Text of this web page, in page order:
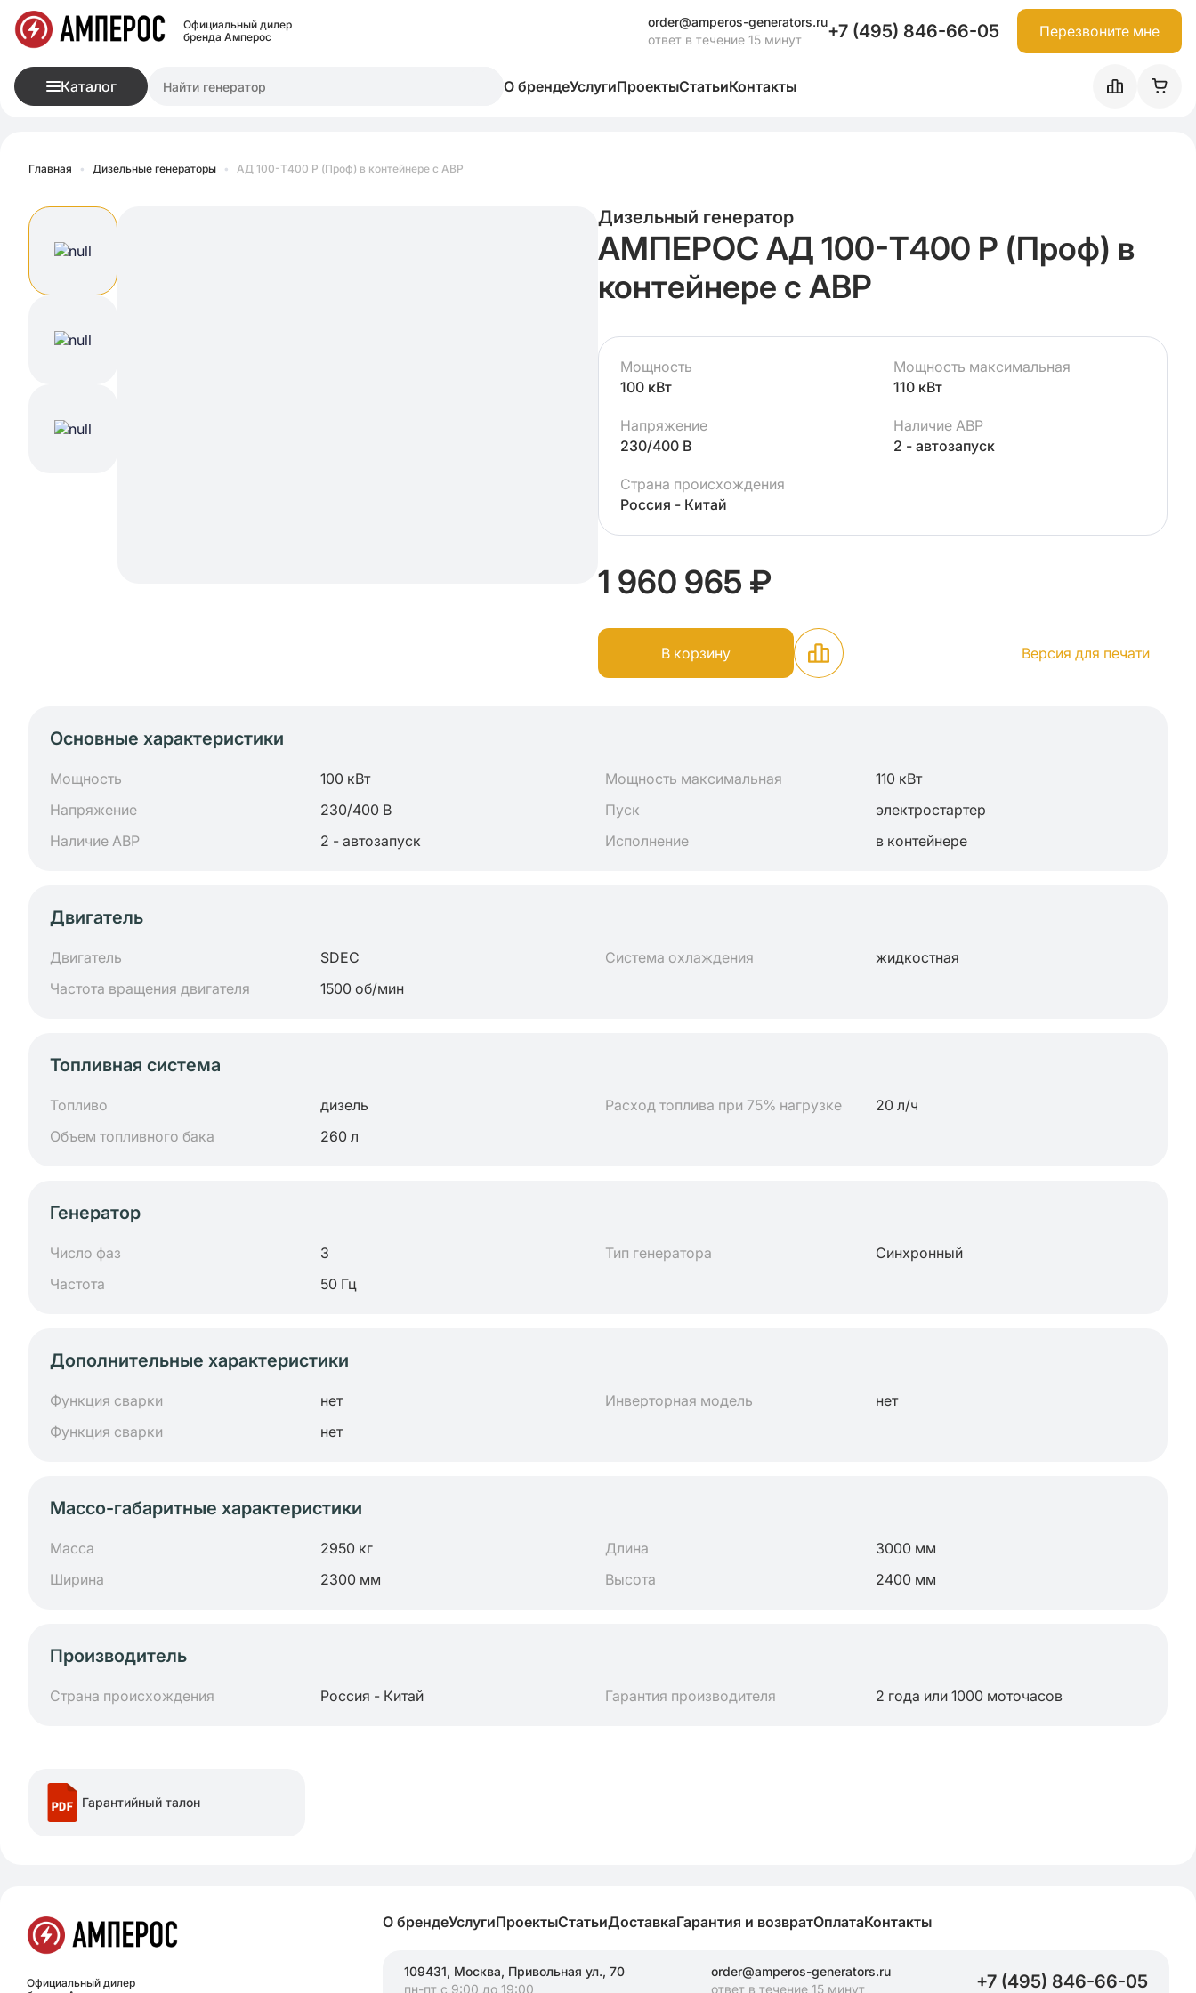
Официальный дилер
бренда Амперос
order@amperos-generators.ru
ответ в течение 15 минут
+7 (495) 846-66-05 Перезвоните мне
Каталог О брендеУслугиПроектыСтатьиКонтакты
Главная • Дизельные генераторы • АД 100-Т400 P (Проф) в контейнере с АВР
Дизельный генератор
АМПЕРОС АД 100-Т400 P (Проф) в
контейнере с АВР
Мощность
100 кВт
Мощность максимальная
110 кВт
Напряжение
230/400 В
Наличие АВР
2 - автозапуск
Страна происхождения
Россия - Китай
1 960 965 ₽
В корзину Версия для печати
Основные характеристики
Мощность 100 кВт Мощность максимальная
110 кВт
Напряжение
230/400 В Пуск
электростартер
Наличие АВР
2 - автозапуск Исполнение в контейнере
Двигатель
Двигатель SDEC Система охлаждения
жидкостная
Частота вращения двигателя
1500 об/мин
Топливная система
Топливо дизель Расход топлива при 75% нагрузке
20 л/ч
Объем топливного бака
260 л
Генератор
Число фаз 3 Тип генератора
Синхронный
Частота
50 Гц
Дополнительные характеристики
Функция сварки нет Инверторная модель
нет
Функция сварки
нет
Массо-габаритные характеристики
Масса 2950 кг Длина
3000 мм
Ширина
2300 мм Высота 2400 мм
Производитель
Страна происхождения Россия - Китай Гарантия производителя 2 года или 1000 моточасов
Гарантийный талон
Официальный дилер
О брендеУслугиПроектыСтатьиДоставкаГарантия и возвратОплатаКонтакты
109431, Москва, Привольная ул., 70
пн-пт с 9:00 до 19:00
order@amperos-generators.ru
ответ в течение 15 минут
+7 (495) 846-66-05